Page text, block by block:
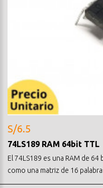
S/6.5
74LS189 RAM 64bit TTL
El 74LS189 es una RAM de
como una matriz de 16